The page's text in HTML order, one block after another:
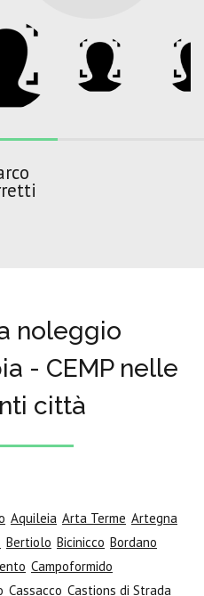
noleggio
- CEMP nelle
città
Aquileia Arta Terme Artegna
Bertiolo Bicinicco Bordano
Campoformido
Cassacco Castions di Strada